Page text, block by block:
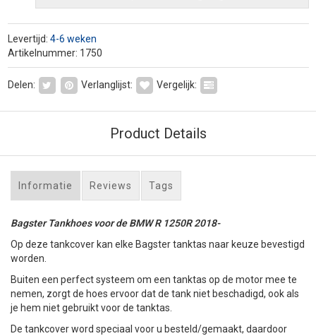
Levertijd: 4-6 weken
Artikelnummer: 1750
Delen: Verlanglijst: Vergelijk:
Product Details
Informatie Reviews Tags
Bagster Tankhoes voor de BMW R 1250R 2018-
Op deze tankcover kan elke Bagster tanktas naar keuze bevestigd
worden.
Buiten een perfect systeem om een tanktas op de motor mee te
nemen, zorgt de hoes ervoor dat de tank niet beschadigd, ook als
je hem niet gebruikt voor de tanktas.
De tankcover word speciaal voor u besteld/gemaakt, daardoor